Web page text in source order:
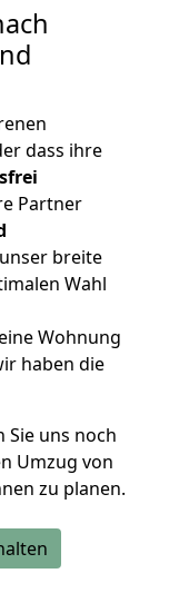
dass ihre
Partner
breite
Wahl
Wohnung
haben die
uns noch
Umzug von
zu planen.